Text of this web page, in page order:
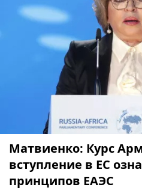
Матвиенко: Курс
вступление в ЕС
принципов ЕАЭС